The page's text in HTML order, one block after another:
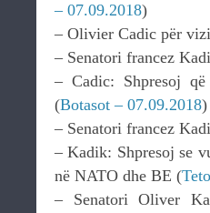
– 07.09.2018)
– Olivier Cadic për
– Senatori francez
– Cadic: Shpresoj
(Botasot – 07.09.2018)
– Senatori francez
– Kadik: Shpresoj se
në NATO dhe BE (
– Senatori Oliver